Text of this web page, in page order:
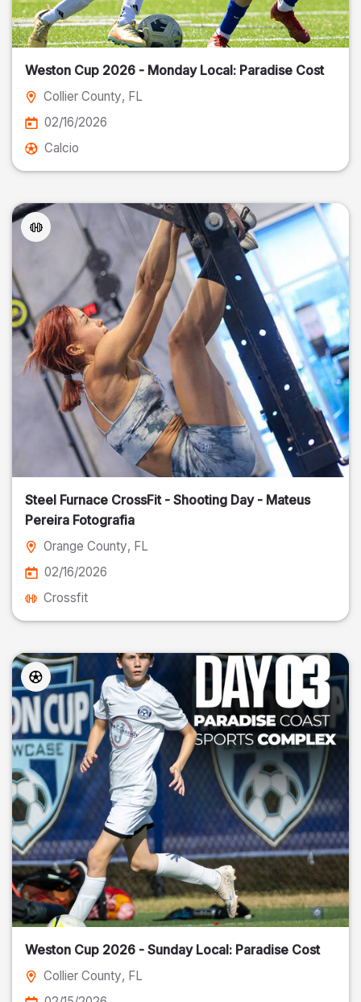
Weston Cup 2026 - Monday Local: Paradise Cost
Collier County, FL
02/16/2026
Calcio
Steel Furnace CrossFit - Shooting Day - Mateus
Pereira Fotografia
Orange County, FL
02/16/2026
Crossfit
Weston Cup 2026 - Sunday Local: Paradise Cost
Collier County, FL